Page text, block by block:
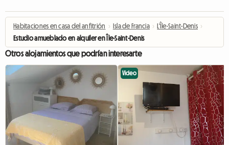
Habitaciones en casa del anfitrión › Isla de Francia › L'Île-Saint-Denis ›
Estudio amueblado en alquiler en Île-Saint-Denis
Otros alojamientos que podrían interesarte
Video